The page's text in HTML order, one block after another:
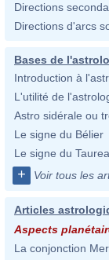
Directions
Directions d'arcs
Bases de
Introduction à
L'utilité de
Astro sidérale ou
Le signe du Bélier
Le signe du
+ Voir tous les
Articles
Aspects
La conjonction